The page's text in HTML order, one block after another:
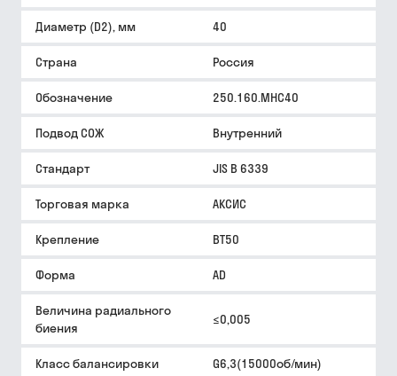
Диаметр (D2), мм 40
Страна Россия
Обозначение 250.160.MHC40
Подвод СОЖ Внутренний
Стандарт JIS B 6339
Торговая марка АКСИС
Крепление BT50
Форма AD
Величина радиального
биения
≤0,005
Класс балансировки G6,3(15000об/мин)